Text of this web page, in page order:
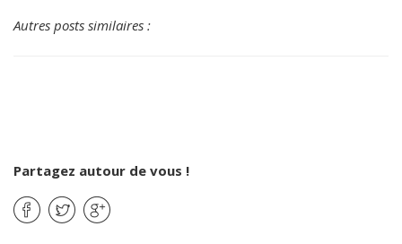
Autres posts similaires :
Partagez autour de vous !